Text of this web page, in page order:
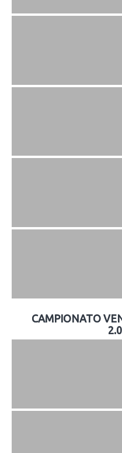
CAMPIONATO